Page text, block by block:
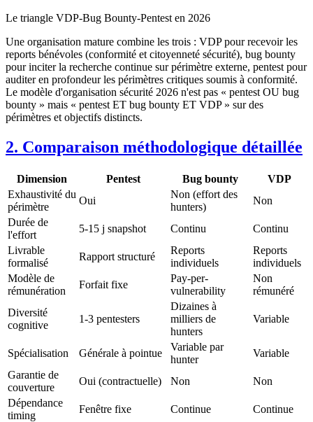
Le triangle VDP-Bug Bounty-Pentest en 2026
Une organisation mature combine les trois : VDP pour recevoir les
reports bénévoles (conformité et citoyenneté sécurité), bug bounty
pour inciter la recherche continue sur périmètre externe, pentest pour
auditer en profondeur les périmètres critiques soumis à conformité.
Le modèle d'organisation sécurité 2026 n'est pas « pentest OU bug
bounty » mais « pentest ET bug bounty ET VDP » sur des
périmètres et objectifs distincts.
2. Comparaison méthodologique détaillée
Dimension Pentest Bug bounty
VDP
Exhaustivité du
périmètre
Oui
Non (effort des
hunters)
Non
Durée de
l'effort
5-15 j snapshot Continu
Continu
Livrable
formalisé
Rapport structuré
Reports
individuels
Reports
individuels
Modèle de
rémunération
Forfait fixe
Pay-per-
vulnerability
Non
rémunéré
Diversité
cognitive
1-3 pentesters
Dizaines à
milliers de
hunters
Variable
Spécialisation Générale à pointue
Variable par
hunter
Variable
Garantie de
couverture
Oui (contractuelle) Non
Non
Dépendance
timing
Fenêtre fixe Continue
Continue